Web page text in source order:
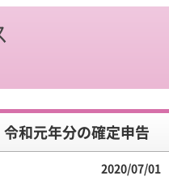
和元年分の確定申告
2020/07/01